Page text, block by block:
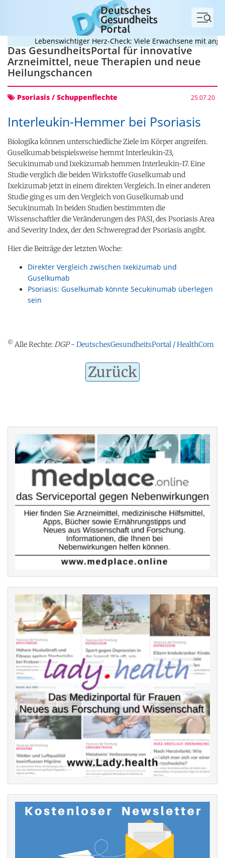
Menü
Lebenswichtiger Herz-Check: Viele Erwachsene mit
Das GesundheitsPortal für innovative
Arzneimittel, neue Therapien und neue
Heilungschancen
25.07.20
Psoriasis / Schuppenflechte
Interleukin-Hemmer bei Psoriasis
Biologika können unterschiedliche Ziele im Körper angreifen.
Guselkumab beispielsweise hemmt Interleukin-23,
Secukinumab und Ixekizumab hemmen Interleukin-17. Eine
Studie verglich die beiden Wirkstoffe Guselkumab und
Ixekizumab jetzt in einem direkten Vergleich. In einer anderen
Studie ging es um den Vergleich von Guselkumab und
Secukinumab. In beiden Studien bestimmten die
Wissenschaftler die Veränderungen des PASI, des Psoriasis Area
and Severity Index, der den Schweregrad der Psoriasis angibt.
Hier die Beiträge der letzten Woche:
Direkter Vergleich zwischen Ixekizumab und
Guselkumab
Psoriasis: Guselkumab könnte Secukinumab überlegen
sein
© Alle Rechte:DGP- DeutschesGesundheitsPortal / HealthCom
Zurück